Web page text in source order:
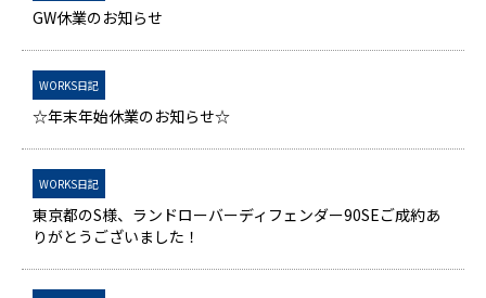
GW休業のお知らせ
WORKS日記
☆年末年始休業のお知らせ☆
WORKS日記
東京都のS様、ランドローバーディフェンダー90SEご成約あ
りがとうございました！